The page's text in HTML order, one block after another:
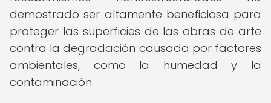
demostrado ser altamente beneficiosa para
proteger las superficies de las obras de arte
contra la degradación causada por factores
ambientales, como la humedad y la
contaminación.